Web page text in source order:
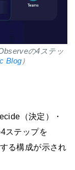
の4ステッ
Blog）
（決定）・
ステップを
る構成が示され